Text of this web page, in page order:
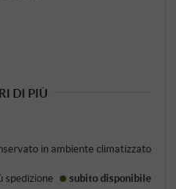
DI PIÙ
in ambiente climatizzato
spedizione subito disponibile